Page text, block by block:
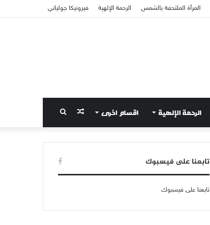
المرأة الملتحفة بالشمس الرحمة الإلهية فيرونيكا جولياني
الرحمة الإلهية اقسام اخرى بحث
عن
مقال
عشوائي
تابعنا على فيسبوك
تابعنا على فيسبوك